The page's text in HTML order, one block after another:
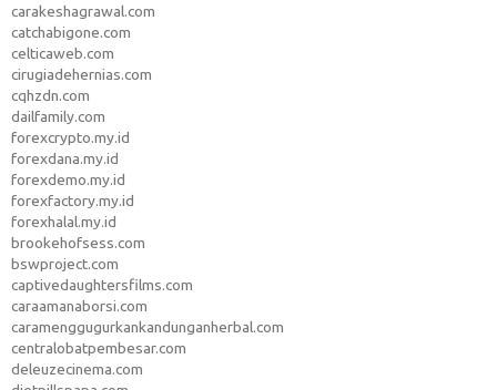
carakeshagrawal.com
catchabigone.com
celticaweb.com
cirugiadehernias.com
cqhzdn.com
dailfamily.com
forexcrypto.my.id
forexdana.my.id
forexdemo.my.id
forexfactory.my.id
forexhalal.my.id
brookehofsess.com
bswproject.com
captivedaughtersfilms.com
caraamanaborsi.com
caramenggugurkankandunganherbal.com
centralobatpembesar.com
deleuzecinema.com